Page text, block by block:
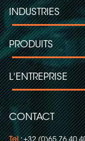
CONTACT
INDUSTRIES
PRODUITS
L'ENTREPRISE